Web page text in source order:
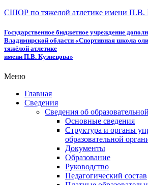
СШОР по тяжелой атлетике имени П.В.
Государственное бюджетное учреждение
Владимирской области «Спортивная школа
тяжёлой атлетике
имени П.В. Кузнецова»
Меню
Главная
Сведения
Сведения об
Основные сведения
Структура и органы
образовательной
Документы
Образование
Руководство
Педагогический состав